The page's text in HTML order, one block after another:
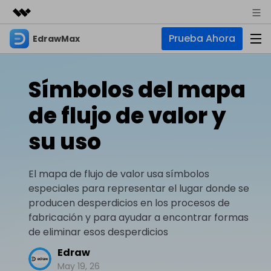
Productos destacados
Utilidades
Resumen
Soluciones
Quiénes somos
Soporte
EdrawMax Prueba Ahora
EdrawMax
Software de diagramas integral
EdrawMax Online
¿Necesitas la versión en línea? Haz clic aquí
EdrawMind
Mapas mentales y lluvia de ideas
Soluciones
Diagrama de flujo
Plano de planta Nuevo
Diagrama P&ID
Diagrama UML
Mapa mental
Diagrama de IA Hot
Nuevo
Diagrama de flujo de IA
PowerPoint de IA
Recursos
Blog
Artículos
Tendencia
Soporte
Descubre cómo aprovechar nuestras herramientas.
Para EdrawMax >
Negocios
Símbolos del mapa
de flujo de valor y
su uso
El mapa de flujo de valor usa símbolos
especiales para representar el lugar donde se
producen desperdicios en los procesos de
fabricación y para ayudar a encontrar formas
de eliminar esos desperdicios
Edraw
May 19, 26